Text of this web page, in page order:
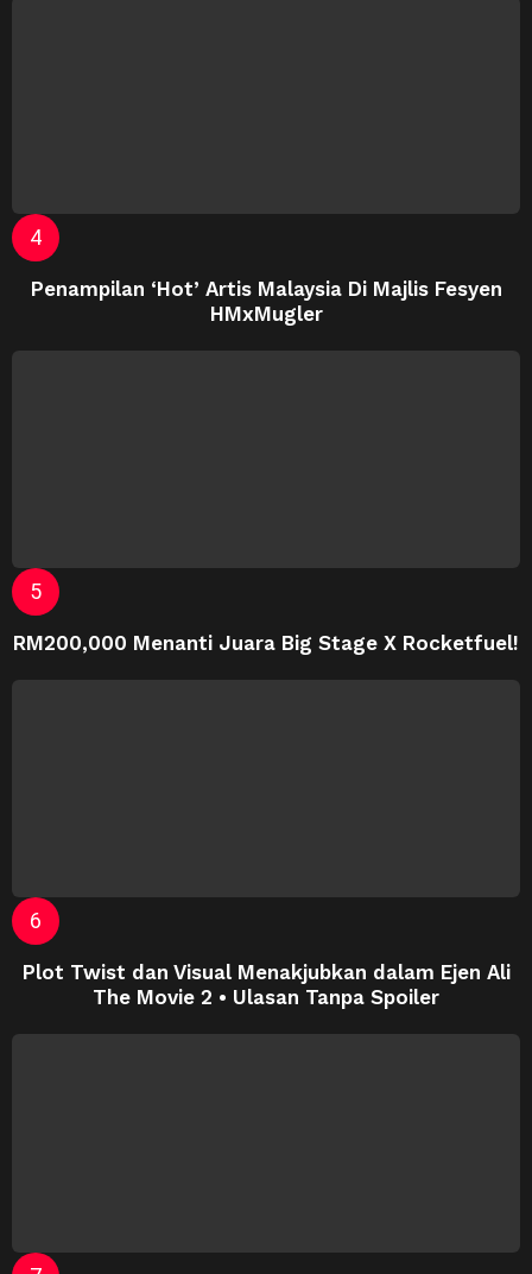
Penampilan ‘Hot’ Artis Malaysia Di Majlis Fesyen
HMxMugler
RM200,000 Menanti Juara Big Stage X Rocketfuel!
Plot Twist dan Visual Menakjubkan dalam Ejen Ali
The Movie 2 • Ulasan Tanpa Spoiler